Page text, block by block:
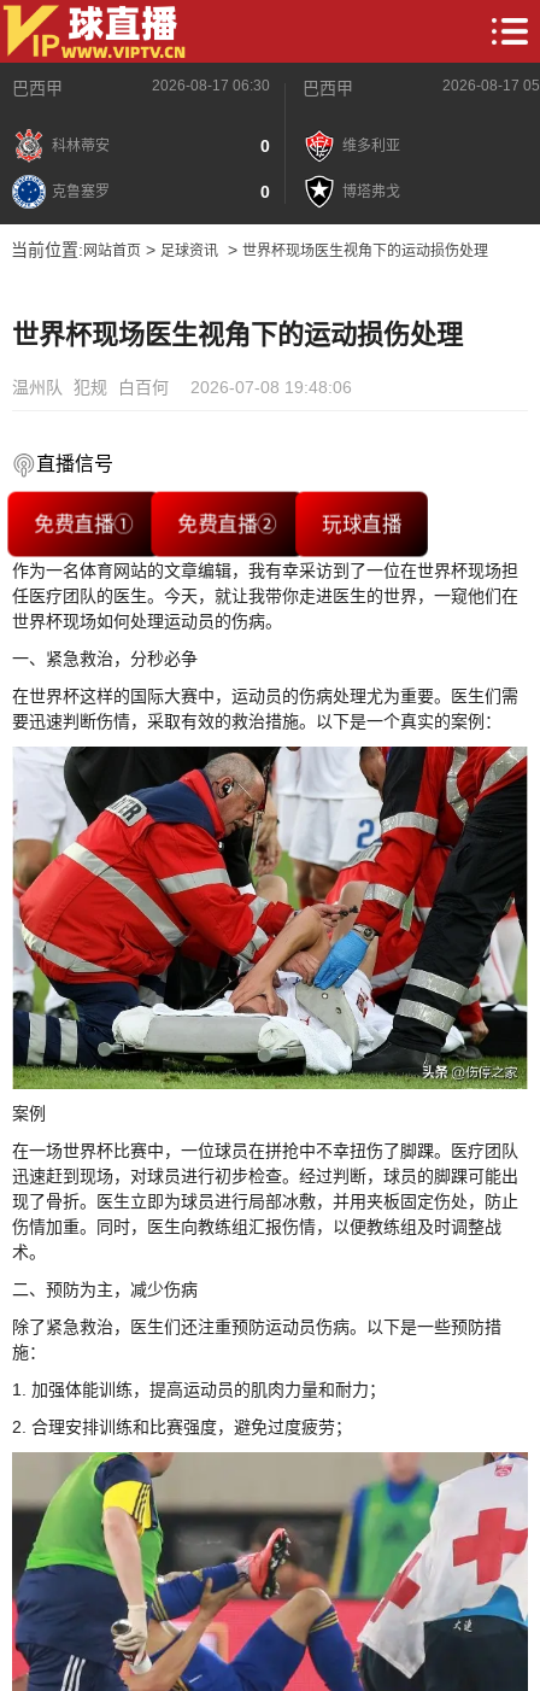
巴西甲 2026-08-17 06:30
科林蒂安 0
克鲁塞罗 0
巴西甲 2026-08-17
维多利亚
博塔弗戈
当前位置: 网站首页> 足球资讯> 世界杯现场医生视角下的运动损伤处理
世界杯现场医生视角下的运动损伤处理
温州队 犯规 白百何 2026-07-08 19:48:06
直播信号
免费直播① 免费直播② 玩球直播
作为一名体育网站的文章编辑，我有幸采访到了一位在世界杯现场担
任医疗团队的医生。今天，就让我带你走进医生的世界，一窥他们在
世界杯现场如何处理运动员的伤病。
一、紧急救治，分秒必争
在世界杯这样的国际大赛中，运动员的伤病处理尤为重要。医生们需
要迅速判断伤情，采取有效的救治措施。以下是一个真实的案例：
案例
在一场世界杯比赛中，一位球员在拼抢中不幸扭伤了脚踝。医疗团队
迅速赶到现场，对球员进行初步检查。经过判断，球员的脚踝可能出
现了骨折。医生立即为球员进行局部冰敷，并用夹板固定伤处，防止
伤情加重。同时，医生向教练组汇报伤情，以便教练组及时调整战
术。
二、预防为主，减少伤病
除了紧急救治，医生们还注重预防运动员伤病。以下是一些预防措
施：
1. 加强体能训练，提高运动员的肌肉力量和耐力；
2. 合理安排训练和比赛强度，避免过度疲劳；